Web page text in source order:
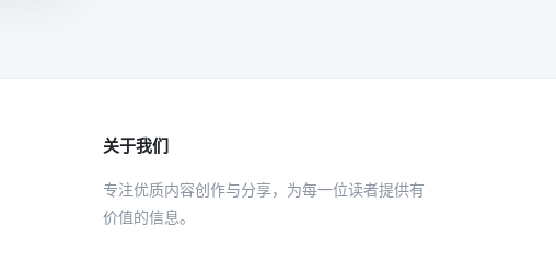
关于我们
专注优质内容创作与分享，为每一位读者提供有
价值的信息。